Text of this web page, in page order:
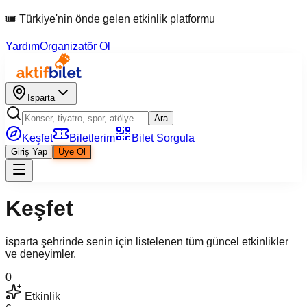
🎟 Türkiye'nin önde gelen etkinlik platformu
YardımOrganizatör Ol
Isparta
Ara
Keşfet Biletlerim Bilet Sorgula
Giriş Yap Üye Ol
Keşfet
isparta şehrinde senin için listelenen tüm güncel etkinlikler
ve deneyimler.
0
Etkinlik